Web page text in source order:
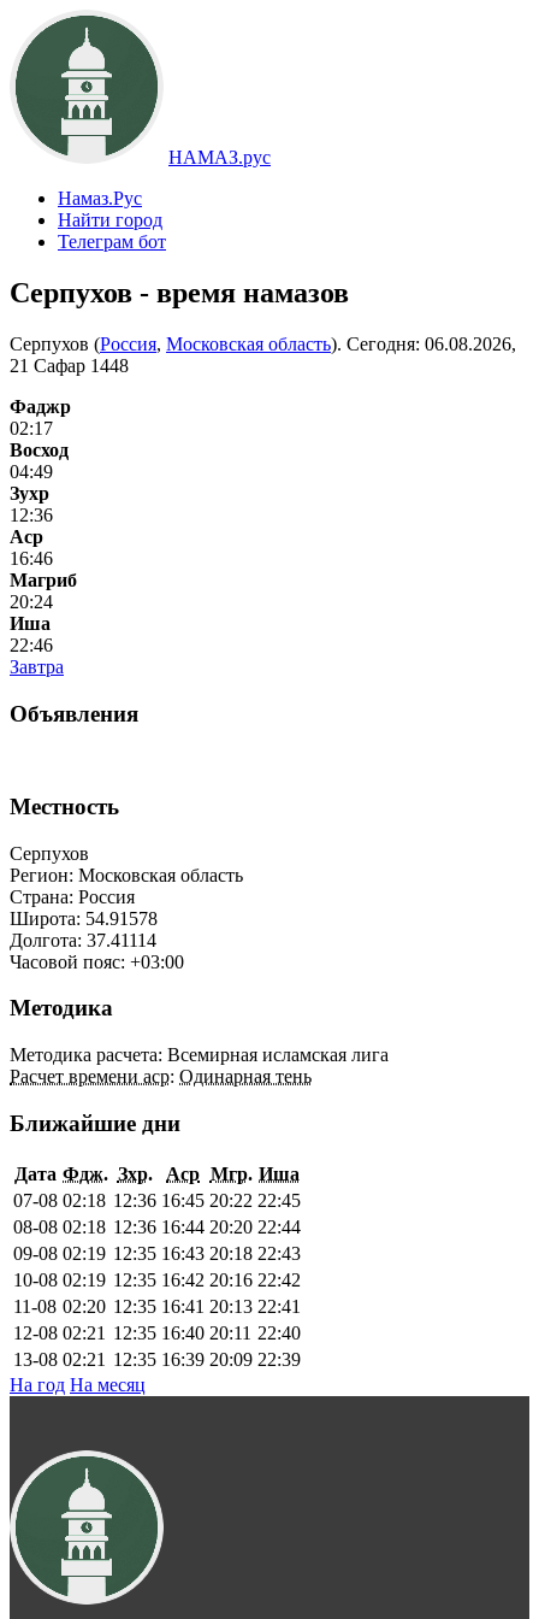
НАМАЗ.рус
Намаз.Рус
Найти город
Телеграм бот
Серпухов - время намазов
Серпухов (Россия, Московская область). Сегодня: 06.08.2026,
21 Сафар 1448
Фаджр
02:17
Восход
04:49
Зухр
12:36
Аср
16:46
Магриб
20:24
Иша
22:46
Завтра
Объявления
Местность
Серпухов
Регион: Московская область
Страна: Россия
Широта: 54.91578
Долгота: 37.41114
Часовой пояс: +03:00
Методика
Методика расчета: Всемирная исламская лига
Расчет времени аср: Одинарная тень
Ближайшие дни
Дата Фдж. Зхр. Аср Мгр. Иша
07-08 02:18 12:36 16:45 20:22 22:45
08-08 02:18 12:36 16:44 20:20 22:44
09-08 02:19 12:35 16:43 20:18 22:43
10-08 02:19 12:35 16:42 20:16 22:42
11-08 02:20 12:35 16:41 20:13 22:41
12-08 02:21 12:35 16:40 20:11 22:40
13-08 02:21 12:35 16:39 20:09 22:39
На год На месяц